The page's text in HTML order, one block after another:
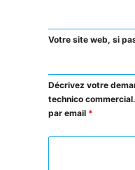
Votre site web, si
Décrivez votre
technico
par email *